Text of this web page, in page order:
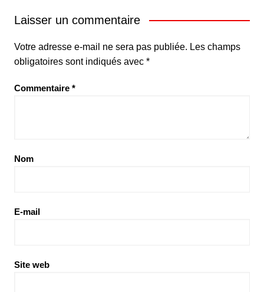
Laisser un commentaire
Votre adresse e-mail ne sera pas publiée. Les champs
obligatoires sont indiqués avec *
Commentaire *
Nom
E-mail
Site web